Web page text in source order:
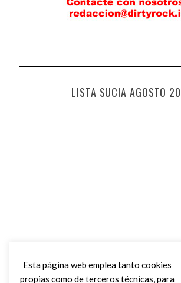
LISTA SUCIA AGOSTO
Esta página web emplea tanto cookies
propias como de terceros técnicas, para